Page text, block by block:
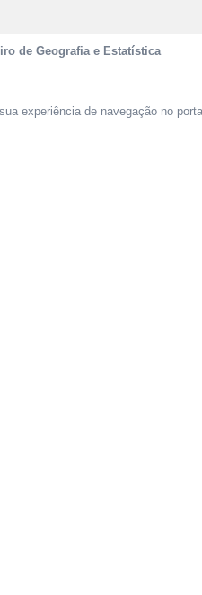
de Geografia e Estatística
experiência de navegação no